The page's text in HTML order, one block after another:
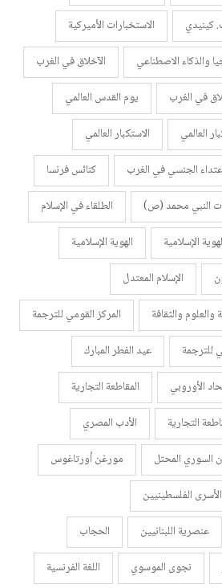
كينيدي
الاستخبارات الأميركية
والذكاء الاصطناعي
الآخلاق في الغرب
في الغرب
يوم القدس العالمي
العالمي
الاستكبار العالمي
الجنسي في الغرب
كنائس فرنسا
النبي محمد (ص)
الطلقاء في الإسلام
الإسلامية
الهوية الإسلامية
الإسلام المعتدل
والعلوم والثقافة
المركز القومي للترجمة
للترجمة
عيد الفطر المبارك
الأوروبي
المقاطعة التجارية
التجارية
الأدب المصري
السوري المحتل
مورغن أورتاغوس
الفلسطينيين
عنصرية اللبنانيين
الحجاب
نجوى الموسوي
اللغة الفرنسية